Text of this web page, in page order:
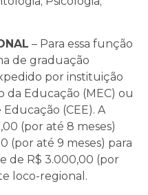
– Para essa função
de graduação
por instituição
da Educação (MEC) ou
(CEE). A
(por até 8 meses)
(por até 9 meses) para
de R$ 3.000,00 (por
loco-regional.